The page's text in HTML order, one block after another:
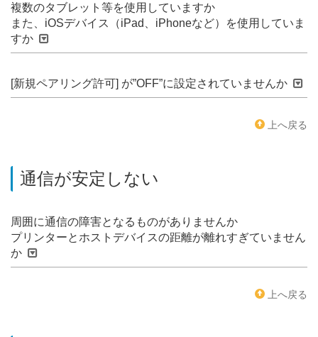
複数のタブレット等を使用していますか
また、iOSデバイス（iPad、iPhoneなど）を使用していま
すか
[新規ペアリング許可] が”OFF”に設定されていませんか
上へ戻る
通信が安定しない
周囲に通信の障害となるものがありませんか
プリンターとホストデバイスの距離が離れすぎていません
か
上へ戻る